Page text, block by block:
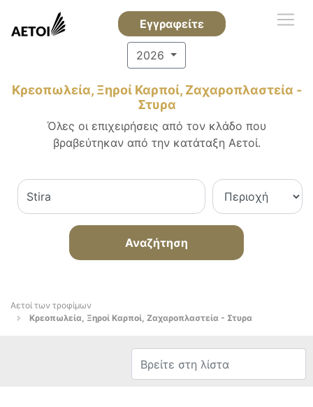
Εγγραφείτε
2026
Κρεοπωλεία, Ξηροί Καρποί, Ζαχαροπλαστεία -
Στυρα
Όλες οι επιχειρήσεις από τον κλάδο που
βραβεύτηκαν από την κατάταξη Αετοί.
Αναζήτηση
Αετοί των τροφίμων
Κρεοπωλεία, Ξηροί Καρποί, Ζαχαροπλαστεία - Στυρα